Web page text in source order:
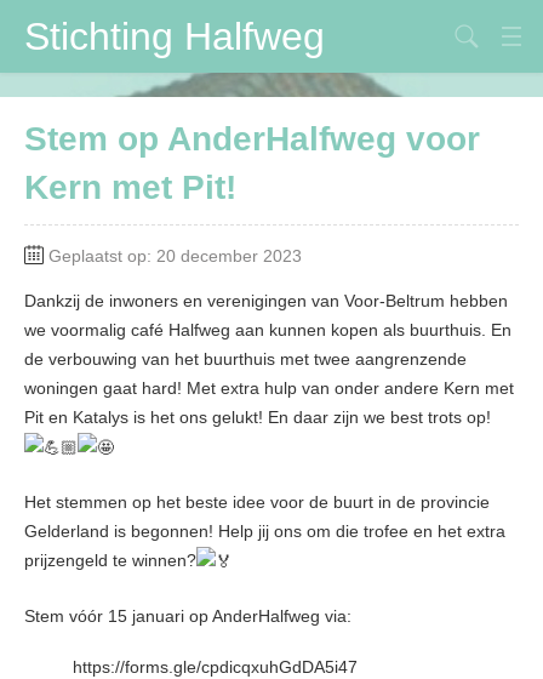
Stichting Halfweg
Stichting Halfweg
Volksfeestvereniging
DVV
Maïspotters
Verbouwing
Contactpersonen
Stem op AnderHalfweg voor
Kern met Pit!
Geplaatst op: 20 december 2023
Dankzij de inwoners en verenigingen van Voor-Beltrum hebben
we voormalig café Halfweg aan kunnen kopen als buurthuis. En
de verbouwing van het buurthuis met twee aangrenzende
woningen gaat hard! Met extra hulp van onder andere Kern met
Pit en Katalys is het ons gelukt! En daar zijn we best trots op!
Het stemmen op het beste idee voor de buurt in de provincie
Gelderland is begonnen! Help jij ons om die trofee en het extra
prijzengeld te winnen?
Stem vóór 15 januari opAnderHalfweg via:
https://forms.gle/cpdicqxuhGdDA5i47